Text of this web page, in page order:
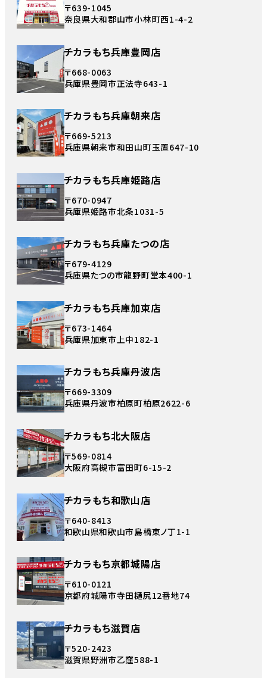
〒639-1045
奈良県大和郡山市小林町西1-4-2
チカラもち兵庫豊岡店
〒668-0063
兵庫県豊岡市正法寺643-1
チカラもち兵庫朝来店
〒669-5213
兵庫県朝来市和田山町玉置647-10
チカラもち兵庫姫路店
〒670-0947
兵庫県姫路市北条1031-5
チカラもち兵庫たつの店
〒679-4129
兵庫県たつの市龍野町堂本400-1
チカラもち兵庫加東店
〒673-1464
兵庫県加東市上中182-1
チカラもち兵庫丹波店
〒669-3309
兵庫県丹波市柏原町柏原2622-6
チカラもち北大阪店
〒569-0814
大阪府高槻市富田町6-15-2
チカラもち和歌山店
〒640-8413
和歌山県和歌山市島橋東ノ丁1-1
チカラもち京都城陽店
〒610-0121
京都府城陽市寺田樋尻12番地74
チカラもち滋賀店
〒520-2423
滋賀県野洲市乙窪588-1